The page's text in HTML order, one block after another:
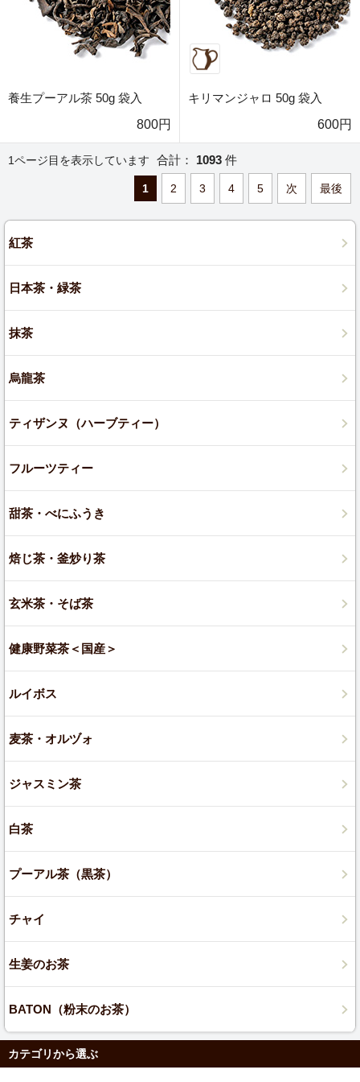
養生プーアル茶 50g 袋入
800円
キリマンジャロ 50g 袋入
600円
1ページ目を表示しています 合計： 1093 件
1 2 3 4 5 次 最後
紅茶
日本茶・緑茶
抹茶
烏龍茶
ティザンヌ（ハーブティー）
フルーツティー
甜茶・べにふうき
焙じ茶・釜炒り茶
玄米茶・そば茶
健康野菜茶＜国産＞
ルイボス
麦茶・オルヅォ
ジャスミン茶
白茶
プーアル茶（黒茶）
チャイ
生姜のお茶
BATON（粉末のお茶）
カテゴリから選ぶ